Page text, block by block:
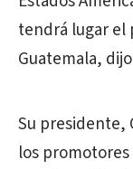
tendrá lugar el
Guatemala,
Su presidente,
los